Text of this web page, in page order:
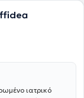
ιατρικό